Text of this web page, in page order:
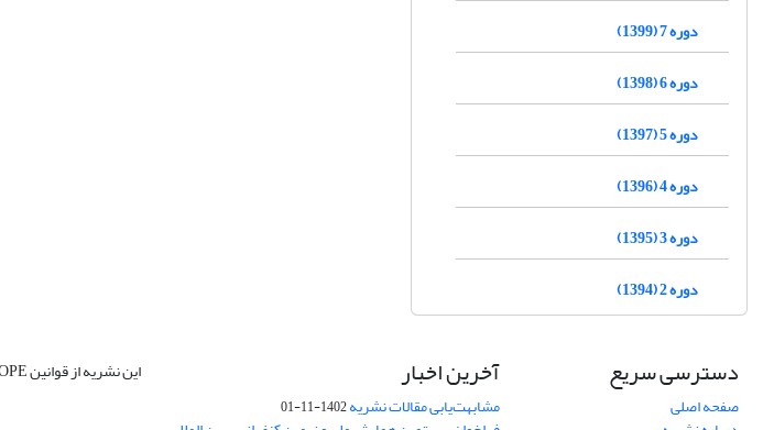
دوره 7 (1399)
دوره 6 (1398)
دوره 5 (1397)
دوره 4 (1396)
دوره 3 (1395)
دوره 2 (1394)
دسترسی سریع
صفحه اصلی
آخرین اخبار
مشابهت‌یابی مقالات نشریه1402-11-01
این نشریه از قوانین COPE تبعیت میکند.